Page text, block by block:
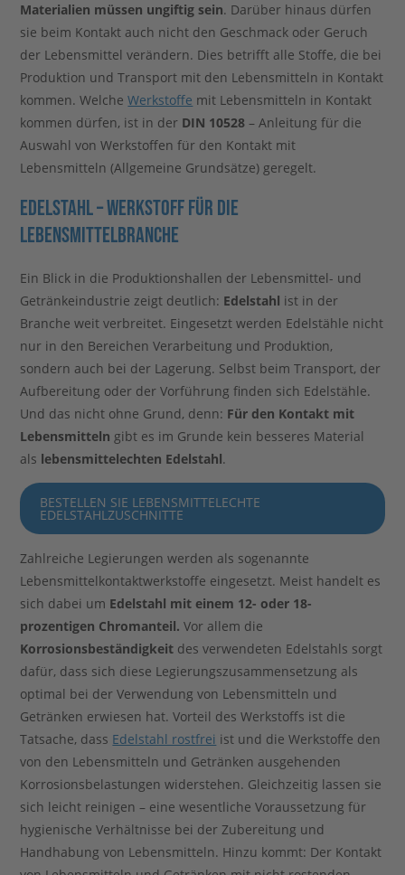
Materialien müssen ungiftig sein. Darüber hinaus dürfen
sie beim Kontakt auch nicht den Geschmack oder Geruch
der Lebensmittel verändern. Dies betrifft alle Stoffe, die bei
Produktion und Transport mit den Lebensmitteln in Kontakt
kommen. WelcheWerkstoffe mit Lebensmitteln in Kontakt
kommen dürfen, ist in der DIN 10528 – Anleitung für die
Auswahl von Werkstoffen für den Kontakt mit
Lebensmitteln (Allgemeine Grundsätze) geregelt.
Edelstahl – Werkstoff für die
Lebensmittelbranche
Ein Blick in die Produktionshallen der Lebensmittel- und
Getränkeindustrie zeigt deutlich: Edelstahl ist in der
Branche weit verbreitet. Eingesetzt werden Edelstähle nicht
nur in den Bereichen Verarbeitung und Produktion,
sondern auch bei der Lagerung. Selbst beim Transport, der
Aufbereitung oder der Vorführung finden sich Edelstähle.
Und das nicht ohne Grund, denn: Für den Kontakt mit
Lebensmitteln gibt es im Grunde kein besseres Material
als lebensmittelechten Edelstahl.
BESTELLEN SIE LEBENSMITTELECHTE
EDELSTAHLZUSCHNITTE
Zahlreiche Legierungen werden als sogenannte
Lebensmittelkontaktwerkstoffe eingesetzt. Meist handelt es
sich dabei um Edelstahl mit einem 12- oder 18-
prozentigen Chromanteil. Vor allem die
Korrosionsbeständigkeit des verwendeten Edelstahls sorgt
dafür, dass sich diese Legierungszusammensetzung als
optimal bei der Verwendung von Lebensmitteln und
Getränken erwiesen hat. Vorteil des Werkstoffs ist die
Tatsache, dass Edelstahl rostfrei ist und die Werkstoffe den
von den Lebensmitteln und Getränken ausgehenden
Korrosionsbelastungen widerstehen. Gleichzeitig lassen sie
sich leicht reinigen – eine wesentliche Voraussetzung für
hygienische Verhältnisse bei der Zubereitung und
Handhabung von Lebensmitteln. Hinzu kommt: Der Kontakt